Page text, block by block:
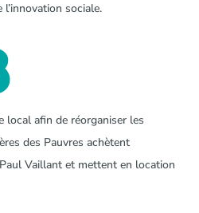
sociale.
local afin de réorganiser les
des Pauvres achètent
Vaillant et mettent en location